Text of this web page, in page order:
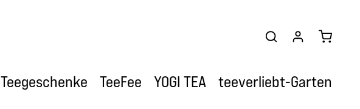
Teegeschenke TeeFee YOGI TEA teeverliebt-Garten